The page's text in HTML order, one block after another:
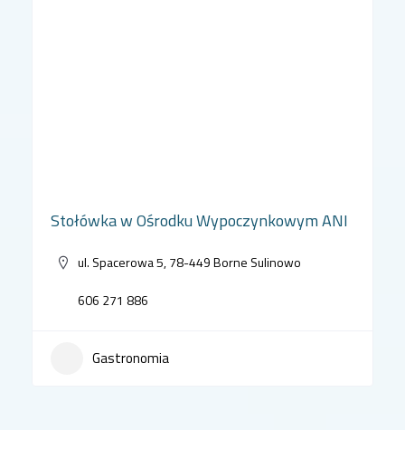
Stołówka w Ośrodku Wypoczynkowym ANI
ul. Spacerowa 5, 78-449 Borne Sulinowo
606 271 886
Gastronomia